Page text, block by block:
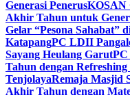
Generasi PenerusKOSAN
Akhir Tahun untuk
Gelar “Pesona Sahabat”
KatapangPC LDII
Sayang Heulang Garut
Tahun dengan
TenjolayaRemaja Masjid
Akhir Tahun dengan